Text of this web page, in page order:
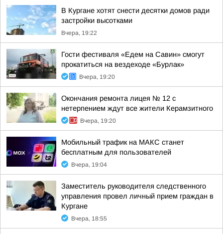
В Кургане хотят снести десятки домов ради
застройки высотками
Вчера, 19:22
Гости фестиваля «Едем на Савин» смогут
прокатиться на вездеходе «Бурлак»
Вчера, 19:20
Окончания ремонта лицея № 12 с
нетерпением ждут все жители Керамзитного
Вчера, 19:20
Мобильный трафик на МАКС станет
бесплатным для пользователей
Вчера, 19:04
Заместитель руководителя следственного
управления провел личный прием граждан в
Кургане
Вчера, 18:55